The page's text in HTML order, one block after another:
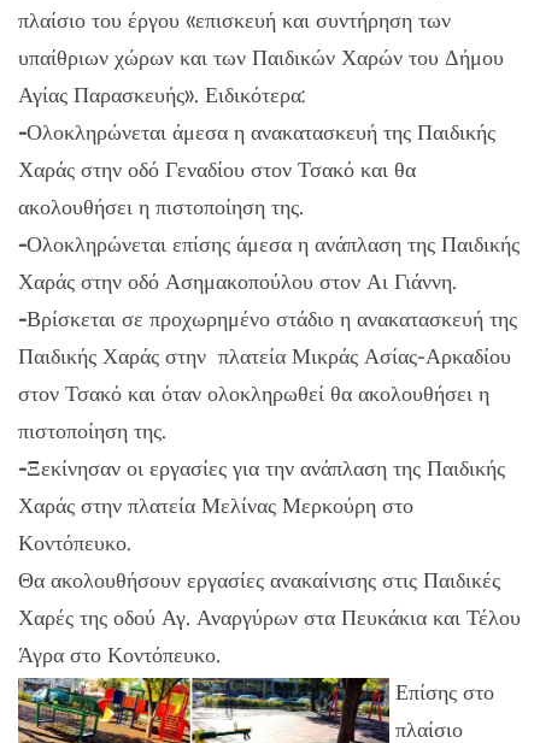
πλαίσιο του έργου «επισκευή και συντήρηση των
υπαίθριων χώρων και των Παιδικών Χαρών του Δήμου
Αγίας Παρασκευής». Ειδικότερα:
-Ολοκληρώνεται άμεσα η ανακατασκευή της Παιδικής
Χαράς στην οδό Γεναδίου στον Τσακό και θα
ακολουθήσει η πιστοποίηση της.
-Ολοκληρώνεται επίσης άμεσα η ανάπλαση της Παιδικής
Χαράς στην οδό Ασημακοπούλου στον Αι Γιάννη.
-Βρίσκεται σε προχωρημένο στάδιο η ανακατασκευή της
Παιδικής Χαράς στην πλατεία Μικράς Ασίας-Αρκαδίου
στον Τσακό και όταν ολοκληρωθεί θα ακολουθήσει η
πιστοποίηση της.
-Ξεκίνησαν οι εργασίες για την ανάπλαση της Παιδικής
Χαράς στην πλατεία Μελίνας Μερκούρη στο
Κοντόπευκο.
Θα ακολουθήσουν εργασίες ανακαίνισης στις Παιδικές
Χαρές της οδού Αγ. Αναργύρων στα Πευκάκια και Τέλου
Άγρα στο Κοντόπευκο.
Επίσης στο
πλαίσιο